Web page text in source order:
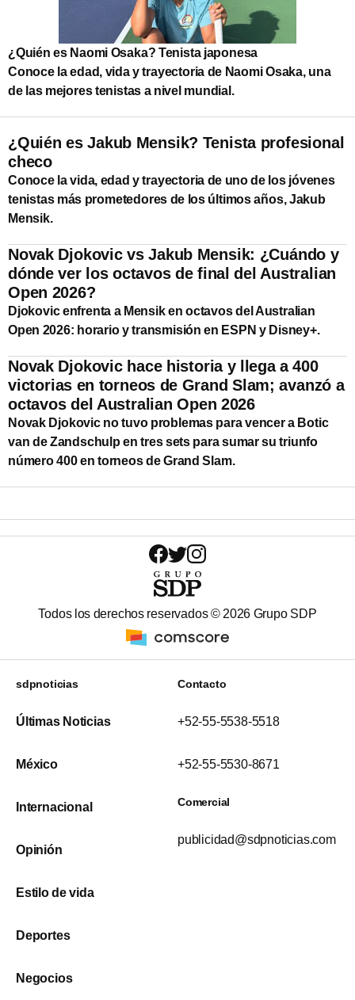
¿Quién es Naomi Osaka? Tenista japonesa
Conoce la edad, vida y trayectoria de Naomi Osaka, una
de las mejores tenistas a nivel mundial.
¿Quién es Jakub Mensik? Tenista profesional
checo
Conoce la vida, edad y trayectoria de uno de los jóvenes
tenistas más prometedores de los últimos años, Jakub
Mensik.
Novak Djokovic vs Jakub Mensik: ¿Cuándo y
dónde ver los octavos de final del Australian
Open 2026?
Djokovic enfrenta a Mensik en octavos del Australian
Open 2026: horario y transmisión en ESPN y Disney+.
Novak Djokovic hace historia y llega a 400
victorias en torneos de Grand Slam; avanzó a
octavos del Australian Open 2026
Novak Djokovic no tuvo problemas para vencer a Botic
van de Zandschulp en tres sets para sumar su triunfo
número 400 en torneos de Grand Slam.
Todos los derechos reservados ©2026 Grupo SDP
sdpnoticias
Últimas Noticias
México
Internacional
Opinión
Estilo de vida
Deportes
Negocios
Contacto
+52-55-5538-5518
+52-55-5530-8671
Comercial
publicidad@sdpnoticias.com